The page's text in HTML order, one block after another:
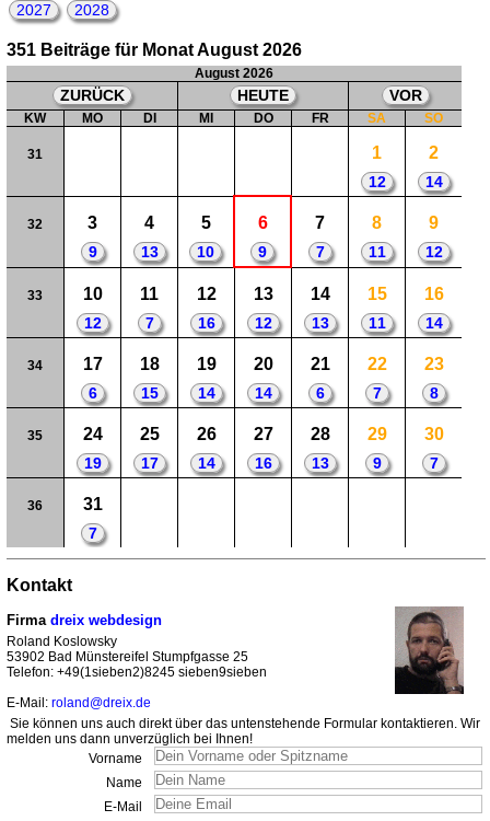
2027
2028
351 Beiträge für Monat August 2026
August 2026
ZURÜCK HEUTE VOR
KW MO DI MI DO FR SA SO
31 1
12
2
14
32 3
9
4
13
5
10
6
9
7
7
8
11
9
12
33 10
12
11
7
12
16
13
12
14
13
15
11
16
14
34 17
6
18
15
19
14
20
14
21
6
22
7
23
8
35 24
19
25
17
26
14
27
16
28
13
29
9
30
7
36 31
7
Kontakt
Firma dreix webdesign
Roland Koslowsky
53902 Bad Münstereifel Stumpfgasse 25
Telefon: +49(1sieben2)8245 sieben9sieben
E-Mail: roland@dreix.de
Sie können uns auch direkt über das untenstehende Formular kontaktieren. Wir
melden uns dann unverzüglich bei Ihnen!
Vorname
Name
E-Mail